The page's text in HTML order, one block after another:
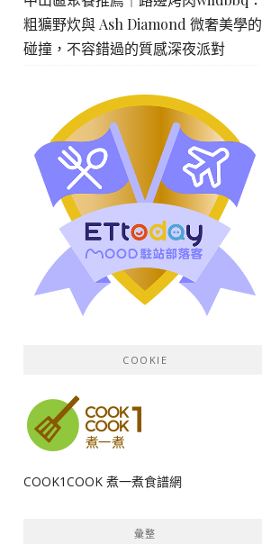
粗獷野炊與 Ash Diamond 微奢美學的
碰撞，不容錯過的質感深夜派對
COOKIE
COOK1COOK 煮一煮食譜網
彙整